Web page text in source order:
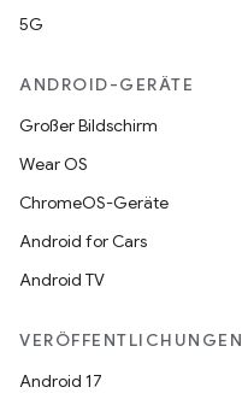
5G
ANDROID-GERÄTE
Großer Bildschirm
Wear OS
ChromeOS-Geräte
Android for Cars
Android TV
VERÖFFENTLICHUNGEN
Android 17